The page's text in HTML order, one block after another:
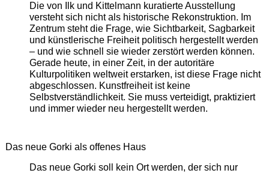
Die von Ilk und Kittelmann kuratierte Ausstellung
versteht sich nicht als historische Rekonstruktion. Im
Zentrum steht die Frage, wie Sichtbarkeit, Sagbarkeit
und künstlerische Freiheit politisch hergestellt werden
– und wie schnell sie wieder zerstört werden können.
Gerade heute, in einer Zeit, in der autoritäre
Kulturpolitiken weltweit erstarken, ist diese Frage nicht
abgeschlossen. Kunstfreiheit ist keine
Selbstverständlichkeit. Sie muss verteidigt, praktiziert
und immer wieder neu hergestellt werden.
Das neue Gorki als offenes Haus
Das neue Gorki soll kein Ort werden, der sich nur